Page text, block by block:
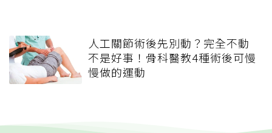
人工關節術後先別動？完全不動
不是好事！骨科醫教4種術後可慢
慢做的運動